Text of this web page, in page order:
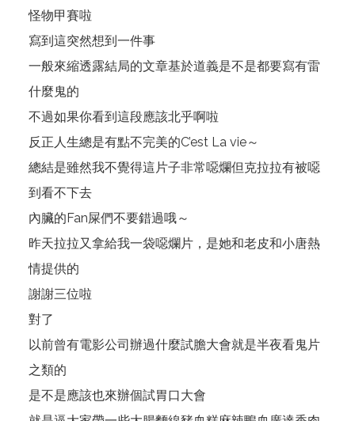
怪物甲賽啦
寫到這突然想到一件事
一般來縮透露結局的文章基於道義是不是都要寫有雷
什麼鬼的
不過如果你看到這段應該北乎啊啦
反正人生總是有點不完美的C’est La vie～
總結是雖然我不覺得這片子非常噁爛但克拉拉有被噁
到看不下去
內臟的Fan屎們不要錯過哦～
昨天拉拉又拿給我一袋噁爛片，是她和老皮和小唐熱
情提供的
謝謝三位啦
對了
以前曾有電影公司辦過什麼試膽大會就是半夜看鬼片
之類的
是不是應該也來辦個試胃口大會